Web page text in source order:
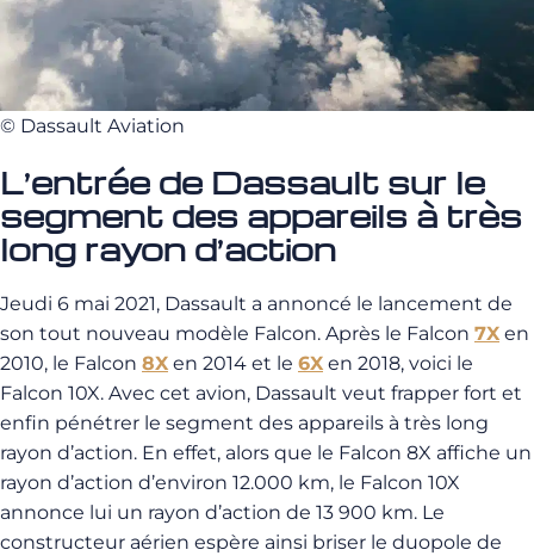
© Dassault Aviation
L’entrée de Dassault sur le
segment des appareils à très
long rayon d’action
Jeudi 6 mai 2021, Dassault a annoncé le lancement de
son tout nouveau modèle Falcon. Après le Falcon 7X en
2010, le Falcon 8X en 2014 et le 6X en 2018, voici le
Falcon 10X. Avec cet avion, Dassault veut frapper fort et
enfin pénétrer le segment des appareils à très long
rayon d’action. En effet, alors que le Falcon 8X affiche un
rayon d’action d’environ 12.000 km, le Falcon 10X
annonce lui un rayon d’action de 13 900 km. Le
constructeur aérien espère ainsi briser le duopole de